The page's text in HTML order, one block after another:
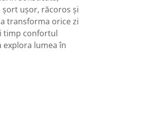
șort ușor, răcoros și
transforma orice zi
timp confortul
explora lumea în